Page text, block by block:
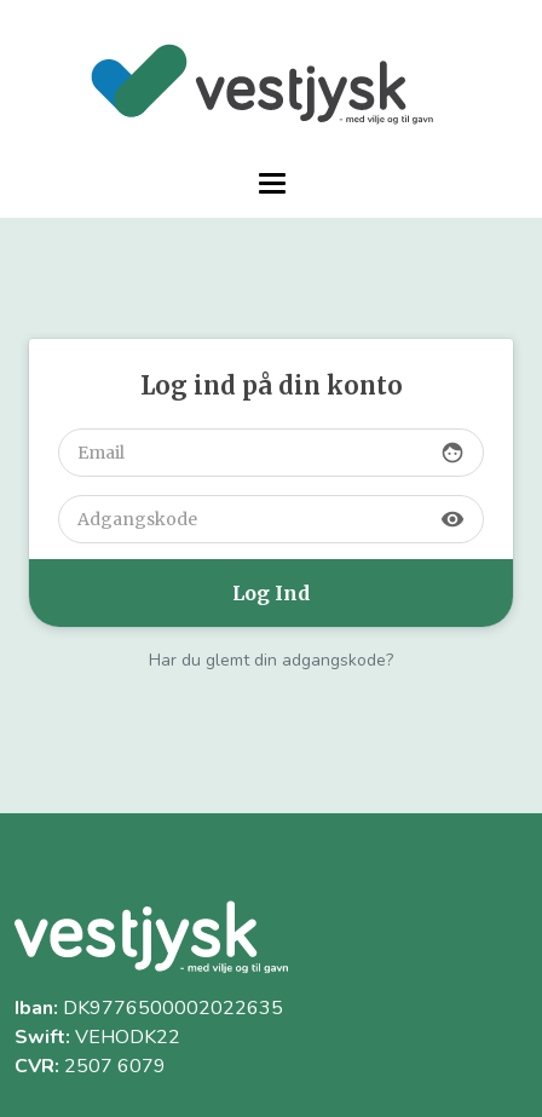
Log ind på din konto
face
visibility
Har du glemt din adgangskode?
Iban: DK9776500002022635
Swift: VEHODK22
CVR: 2507 6079